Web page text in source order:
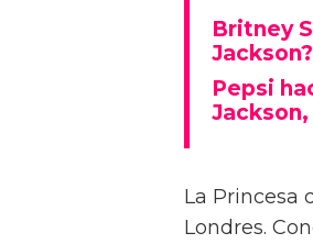
Britney
Jackson?
Pepsi
La Princesa
Londres.